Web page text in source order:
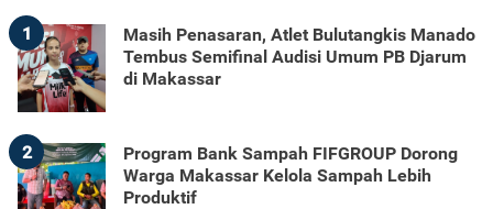
1
Masih Penasaran, Atlet Bulutangkis Manado
Tembus Semifinal Audisi Umum PB Djarum
di Makassar
2
Program Bank Sampah FIFGROUP Dorong
Warga Makassar Kelola Sampah Lebih
Produktif